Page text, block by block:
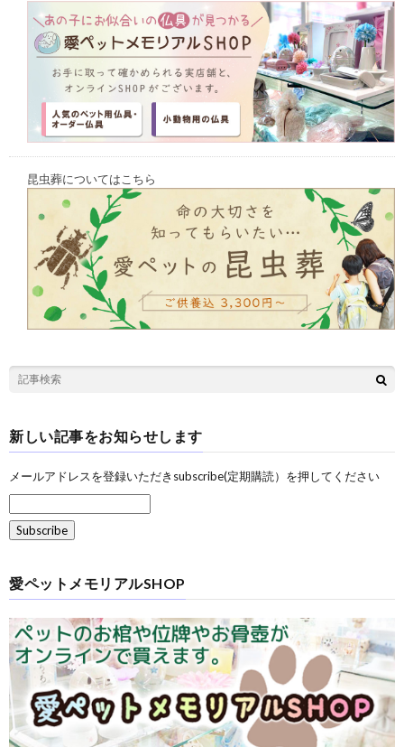
昆虫葬についてはこちら
新しい記事をお知らせします
メールアドレスを登録いただきsubscribe(定期購読）を押してください
愛ペットメモリアルSHOP